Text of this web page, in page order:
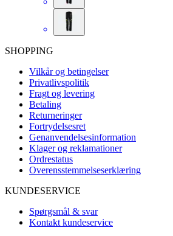
SHOPPING
Vilkår og betingelser
Privatlivspolitik
Fragt og levering
Betaling
Returneringer
Fortrydelsesret
Genanvendelsesinformation
Klager og reklamationer
Ordrestatus
Overensstemmelseserklæring
KUNDESERVICE
Spørgsmål & svar
Kontakt kundeservice